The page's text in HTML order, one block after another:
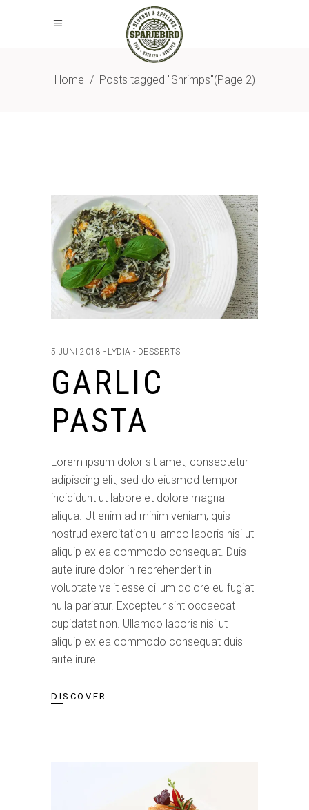
Home / Posts tagged "Shrimps"(Page 2)
5 JUNI 2018 LYDIA DESSERTS
GARLIC
PASTA
Lorem ipsum dolor sit amet, consectetur
adipiscing elit, sed do eiusmod tempor
incididunt ut labore et dolore magna
aliqua. Ut enim ad minim veniam, quis
nostrud exercitation ullamco laboris nisi ut
aliquip ex ea commodo consequat. Duis
aute irure dolor in reprehenderit in
voluptate velit esse cillum dolore eu fugiat
nulla pariatur. Excepteur sint occaecat
cupidatat non. Ullamco laboris nisi ut
aliquip ex ea commodo consequat duis
aute irure
DISCOVER